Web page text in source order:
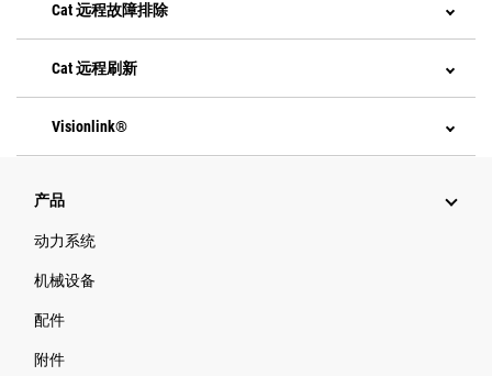
Cat 远程故障排除
Cat 远程刷新
Visionlink®
产品
动力系统
机械设备
配件
附件